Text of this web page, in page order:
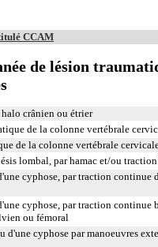
CCAM
de lésion
crânien ou étrier
de la colonne vertébrale
de la colonne vertébrale
lombal, par hamac et/ou
cyphose, par traction continue
cyphose, par traction continue
ou fémoral
cyphose par manoeuvres